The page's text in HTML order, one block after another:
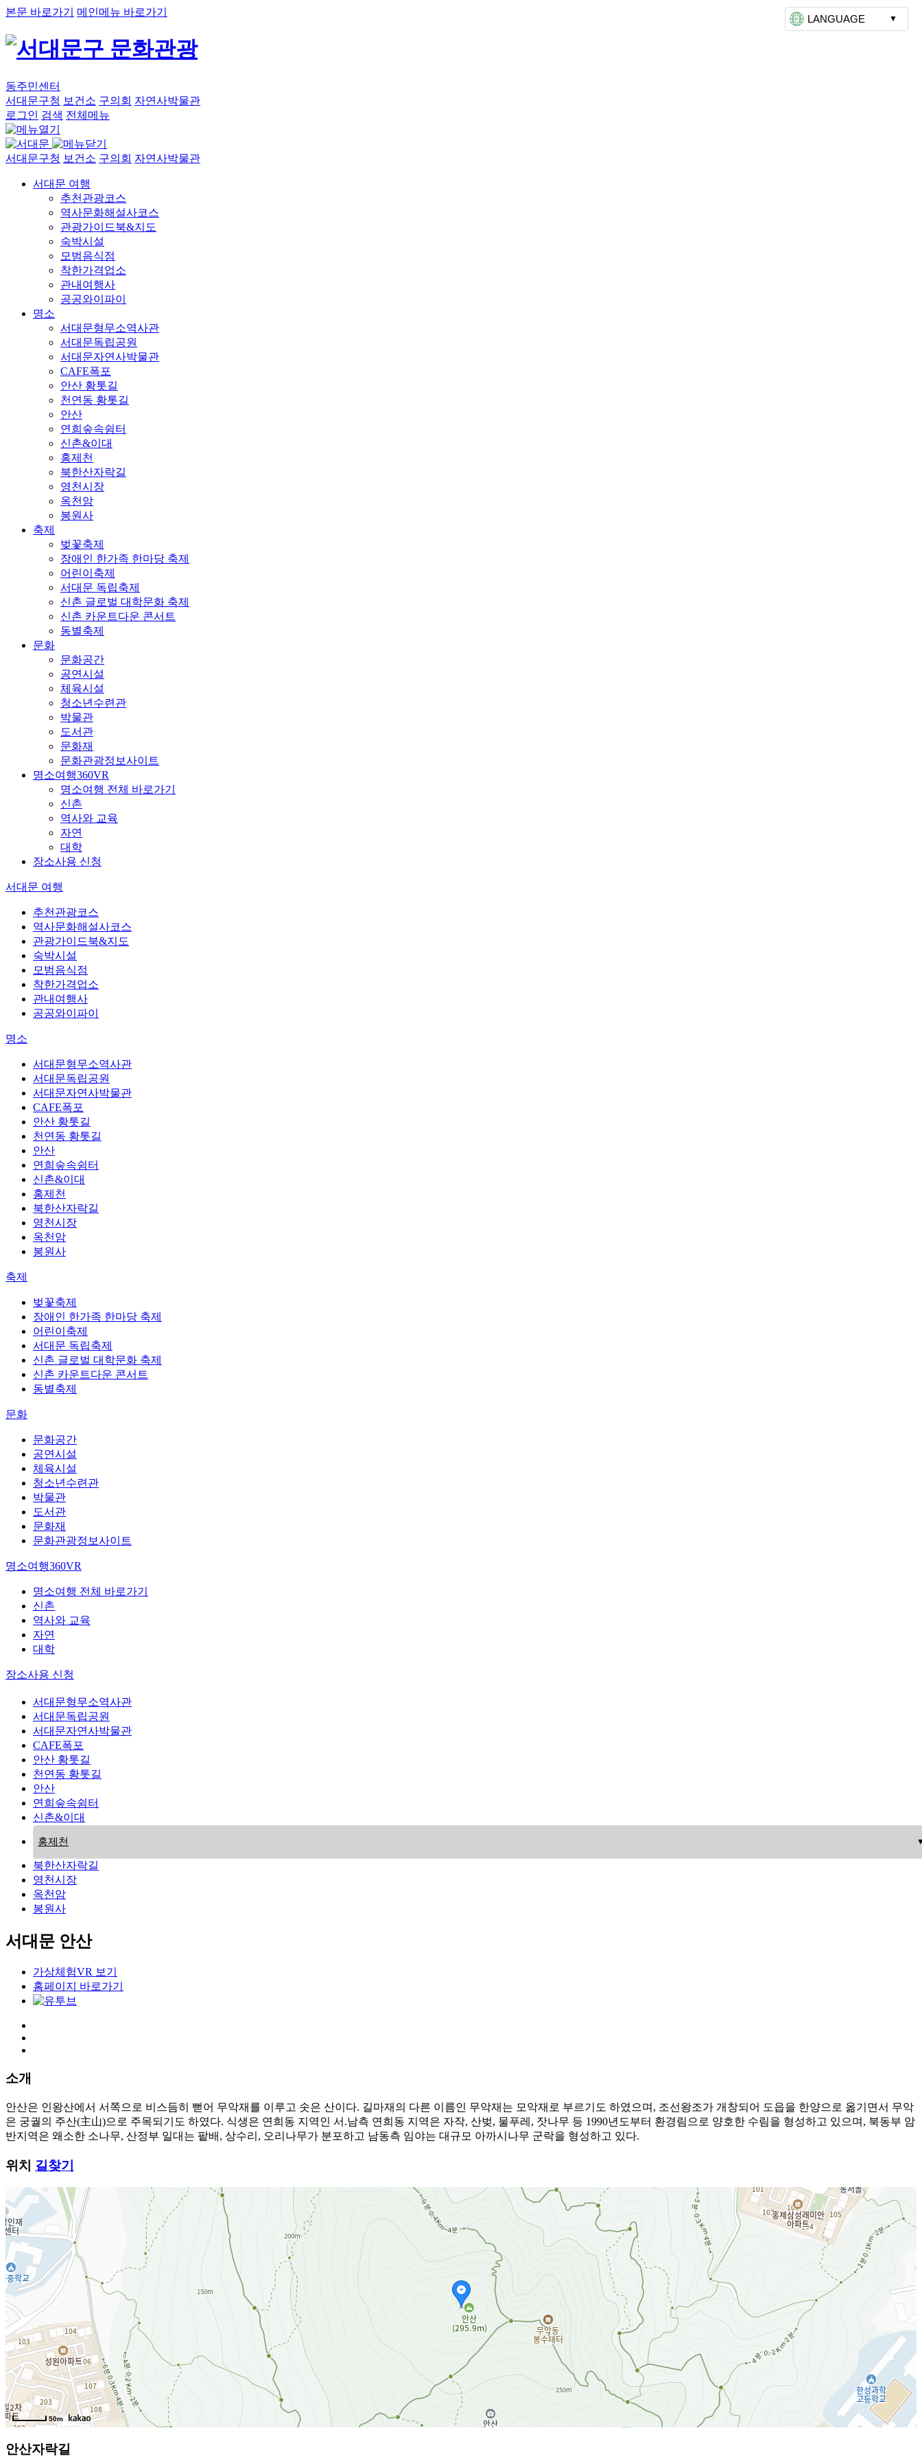
본문 바로가기 메인메뉴 바로가기
LANGUAGE
동주민센터
서대문구청 보건소 구의회 자연사박물관
로그인 검색 전체메뉴
서대문구청 보건소 구의회 자연사박물관
서대문 여행
추천관광코스
역사문화해설사코스
관광가이드북&지도
숙박시설
모범음식점
착한가격업소
관내여행사
공공와이파이
명소
서대문형무소역사관
서대문독립공원
서대문자연사박물관
CAFE폭포
안산 황톳길
천연동 황톳길
안산
연희숲속쉼터
신촌&이대
홍제천
북한산자락길
영천시장
옥천암
봉원사
축제
벚꽃축제
장애인 한가족 한마당 축제
어린이축제
서대문 독립축제
신촌 글로벌 대학문화 축제
신촌 카운트다운 콘서트
동별축제
문화
문화공간
공연시설
체육시설
청소년수련관
박물관
도서관
문화재
문화관광정보사이트
명소여행360VR
명소여행 전체 바로가기
신촌
역사와 교육
자연
대학
장소사용 신청
서대문 여행
추천관광코스
역사문화해설사코스
관광가이드북&지도
숙박시설
모범음식점
착한가격업소
관내여행사
공공와이파이
명소
서대문형무소역사관
서대문독립공원
서대문자연사박물관
CAFE폭포
안산 황톳길
천연동 황톳길
안산
연희숲속쉼터
신촌&이대
홍제천
북한산자락길
영천시장
옥천암
봉원사
축제
벚꽃축제
장애인 한가족 한마당 축제
어린이축제
서대문 독립축제
신촌 글로벌 대학문화 축제
신촌 카운트다운 콘서트
동별축제
문화
문화공간
공연시설
체육시설
청소년수련관
박물관
도서관
문화재
문화관광정보사이트
명소여행360VR
명소여행 전체 바로가기
신촌
역사와 교육
자연
대학
장소사용 신청
서대문형무소역사관
서대문독립공원
서대문자연사박물관
CAFE폭포
안산 황톳길
천연동 황톳길
안산
연희숲속쉼터
신촌&이대
홍제천
북한산자락길
영천시장
옥천암
봉원사
서대문 안산
가상체험VR 보기
홈페이지 바로가기
소개
안산은 인왕산에서 서쪽으로 비스듬히 뻗어 무악재를 이루고 솟은 산이다. 길마재의 다른 이름인 무악재는 모악재로 부르기도 하였으며, 조선왕조가 개창되어 도읍을 한양으로 옮기면서 무악
은 궁궐의 주산(主山)으로 주목되기도 하였다. 식생은 연희동 지역인 서.남측 연희동 지역은 자작, 산벚, 물푸레, 잣나무 등 1990년도부터 환경림으로 양호한 수림을 형성하고 있으며, 북동부 암
반지역은 왜소한 소나무, 산정부 일대는 팥배, 상수리, 오리나무가 분포하고 남동측 임야는 대규모 아까시나무 군락을 형성하고 있다.
위치 길찾기
50m
안산자락길